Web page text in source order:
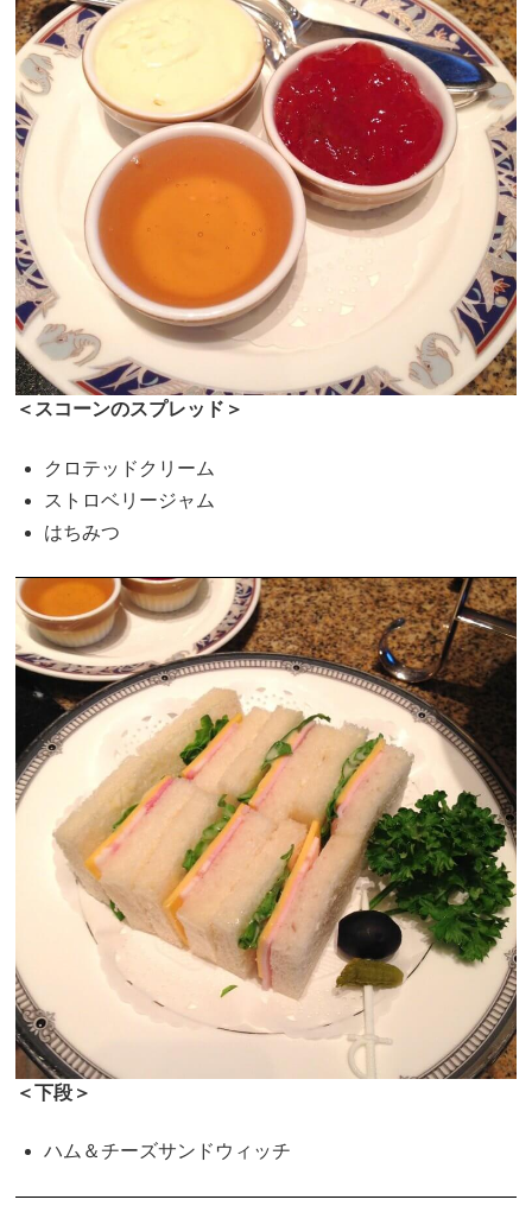
＜スコーンのスプレッド＞
クロテッドクリーム
ストロベリージャム
はちみつ
＜下段＞
ハム＆チーズサンドウィッチ